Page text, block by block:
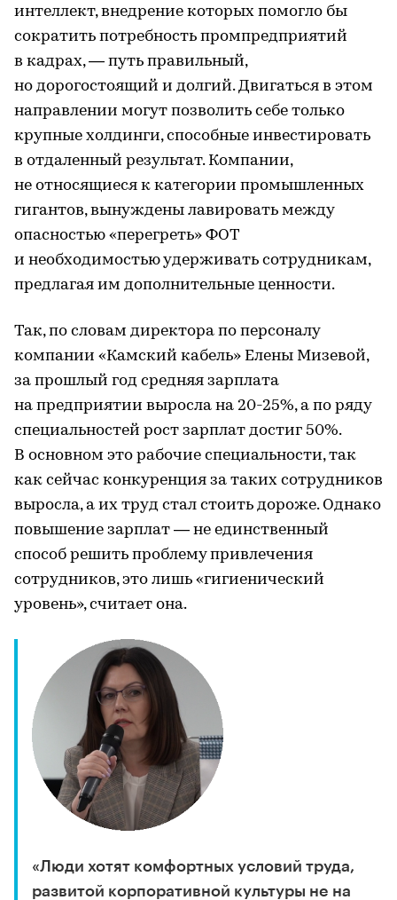
интеллект, внедрение которых помогло бы
сократить потребность промпредприятий
в кадрах, — путь правильный,
но дорогостоящий и долгий. Двигаться в этом
направлении могут позволить себе только
крупные холдинги, способные инвестировать
в отдаленный результат. Компании,
не относящиеся к категории промышленных
гигантов, вынуждены лавировать между
опасностью «перегреть» ФОТ
и необходимостью удерживать сотрудникам,
предлагая им дополнительные ценности.
Так, по словам директора по персоналу
компании «Камский кабель» Елены Мизевой,
за прошлый год средняя зарплата
на предприятии выросла на 20-25%, а по ряду
специальностей рост зарплат достиг 50%.
В основном это рабочие специальности, так
как сейчас конкуренция за таких сотрудников
выросла, а их труд стал стоить дороже. Однако
повышение зарплат — не единственный
способ решить проблему привлечения
сотрудников, это лишь «гигиенический
уровень», считает она.
«Люди хотят комфортных условий труда,
развитой корпоративной культуры не на